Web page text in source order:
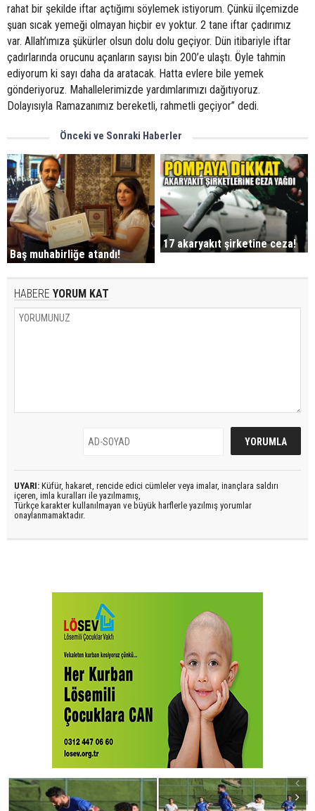
rahat bir şekilde iftar açtığımı söylemek istiyorum. Çünkü ilçemizde
şuan sıcak yemeği olmayan hiçbir ev yoktur. 2 tane iftar çadırımız
var. Allah’ımıza şükürler olsun dolu dolu geçiyor. Dün itibariyle iftar
çadırlarında orucunu açanların sayısı bin 200’e ulaştı. Öyle tahmin
ediyorum ki sayı daha da aratacak. Hatta evlere bile yemek
gönderiyoruz. Mahallelerimizde yardımlarımızı dağıtıyoruz.
Dolayısıyla Ramazanımız bereketli, rahmetli geçiyor” dedi.
Önceki ve Sonraki Haberler
Baş muhabirliğe atandı!
17 akaryakıt şirketine ceza!
HABERE YORUM KAT
UYARI: Küfür, hakaret, rencide edici cümleler veya imalar, inançlara saldırı
içeren, imla kuralları ile yazılmamış,
Türkçe karakter kullanılmayan ve büyük harflerle yazılmış yorumlar
onaylanmamaktadır.